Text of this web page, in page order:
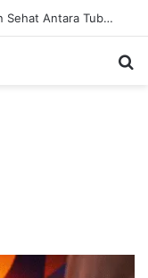
Diet Fleksibel Membangun Hubungan Sehat Antara Tubuh dan Makanan Sehari-hari